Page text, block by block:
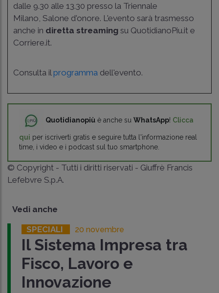
dalle 9.30 alle 13.30 presso la Triennale
Milano, Salone d'onore. L'evento sarà trasmesso
anche in diretta streaming su QuotidianoPiu.it e
Corriere.it.
Consulta il programma dell'evento.
Quotidianopiù è anche su WhatsApp! Clicca
qui per iscriverti gratis e seguire tutta l'informazione real
time, i video e i podcast sul tuo smartphone.
© Copyright - Tutti i diritti riservati - Giuffrè Francis
Lefebvre S.p.A.
Vedi anche
SPECIALI 20 novembre
Il Sistema Impresa tra
Fisco, Lavoro e
Innovazione